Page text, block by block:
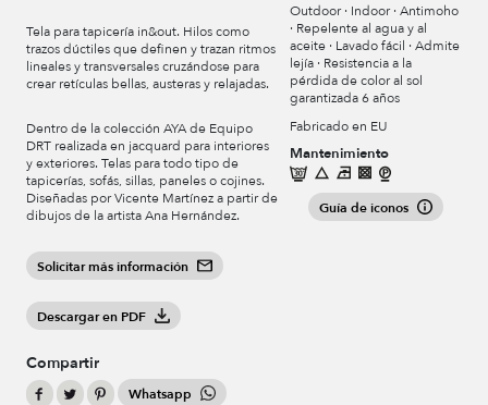
Tela para tapicería in&out. Hilos como
trazos dúctiles que definen y trazan ritmos
lineales y transversales cruzándose para
crear retículas bellas, austeras y relajadas.
Dentro de la colección AYA de Equipo
DRT realizada en jacquard para interiores
y exteriores. Telas para todo tipo de
tapicerías, sofás, sillas, paneles o cojines.
Diseñadas por Vicente Martínez a partir de
dibujos de la artista Ana Hernández.
Solicitar más información
Descargar en PDF
Compartir
Whatsapp
Outdoor · Indoor · Antimoho
· Repelente al agua y al
aceite · Lavado fácil · Admite
lejía · Resistencia a la
pérdida de color al sol
garantizada 6 años
Fabricado en EU
Mantenimiento
Guía de iconos